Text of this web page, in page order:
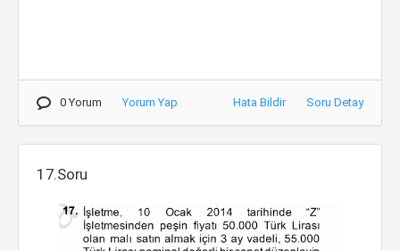
0 Yorum Yorum Yap Hata Bildir Soru Detay
17.Soru